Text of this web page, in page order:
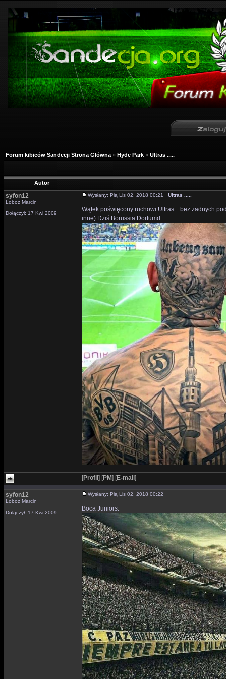
Forum kibiców Sandecji Strona Główna » Hyde Park » Ultras .....
Autor
syfon12
Łoboz Marcin
Dołączył: 17 Kwi 2009
Wysłany: Pią Lis 02, 2018 00:21 Ultras .....
Wątek poświęcony ruchowi Ultras... bez żadnych
inne) Dziś Borussia Dortumd
[Profil ] [PM] [E-mail ]
syfon12
Łoboz Marcin
Dołączył: 17 Kwi 2009
Wysłany: Pią Lis 02, 2018 00:22
Boca Juniors.